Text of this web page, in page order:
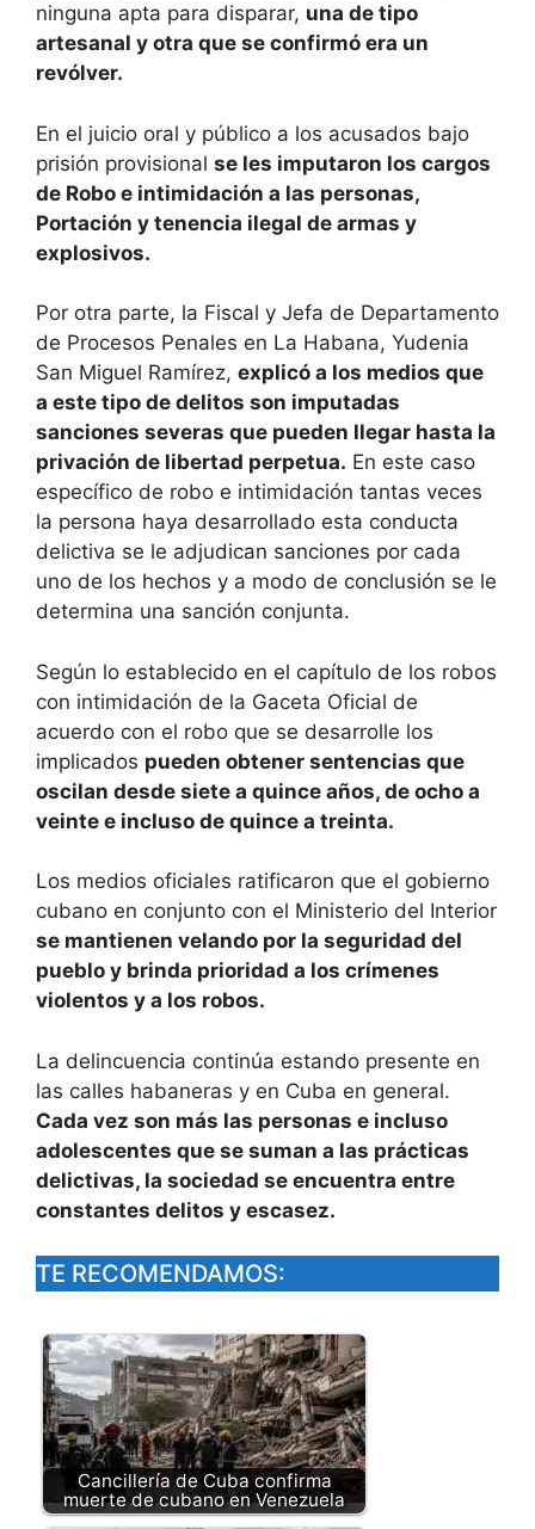
ninguna apta para disparar, una de tipo
artesanal y otra que se confirmó era un
revólver.
En el juicio oral y público a los acusados bajo
prisión provisional se les imputaron los cargos
de Robo e intimidación a las personas,
Portación y tenencia ilegal de armas y
explosivos.
Por otra parte, la Fiscal y Jefa de Departamento
de Procesos Penales en La Habana, Yudenia
San Miguel Ramírez, explicó a los medios que
a este tipo de delitos son imputadas
sanciones severas que pueden llegar hasta la
privación de libertad perpetua. En este caso
específico de robo e intimidación tantas veces
la persona haya desarrollado esta conducta
delictiva se le adjudican sanciones por cada
uno de los hechos y a modo de conclusión se le
determina una sanción conjunta.
Según lo establecido en el capítulo de los robos
con intimidación de la Gaceta Oficial de
acuerdo con el robo que se desarrolle los
implicados pueden obtener sentencias que
oscilan desde siete a quince años, de ocho a
veinte e incluso de quince a treinta.
Los medios oficiales ratificaron que el gobierno
cubano en conjunto con el Ministerio del Interior
se mantienen velando por la seguridad del
pueblo y brinda prioridad a los crímenes
violentos y a los robos.
La delincuencia continúa estando presente en
las calles habaneras y en Cuba en general.
Cada vez son más las personas e incluso
adolescentes que se suman a las prácticas
delictivas, la sociedad se encuentra entre
constantes delitos y escasez.
TE RECOMENDAMOS:
Cancillería de Cuba confirma
muerte de cubano en Venezuela